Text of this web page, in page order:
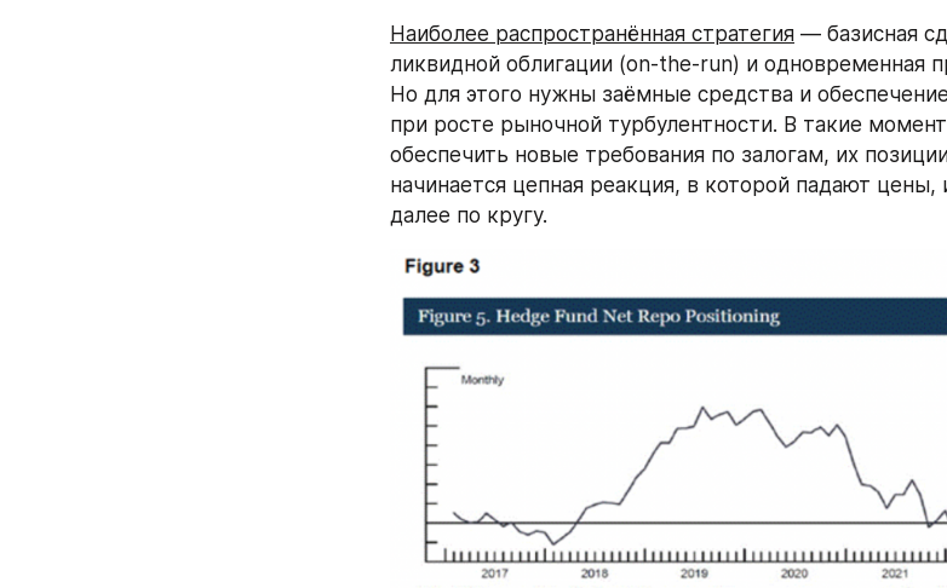
Наиболее распространённая стратегия — базисная
ликвидной облигации (on-the-run) и одновременная
Но для этого нужны заёмные средства и
при росте рыночной турбулентности. В такие
обеспечить новые требования по залогам, их
начинается цепная реакция, в которой падают цены,
далее по кругу.